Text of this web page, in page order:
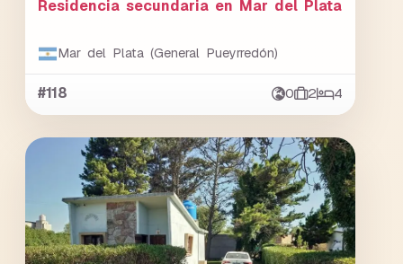
Residencia secundaria en Mar del Plata
Mar del Plata (General Pueyrredón)
#118 0 2 4